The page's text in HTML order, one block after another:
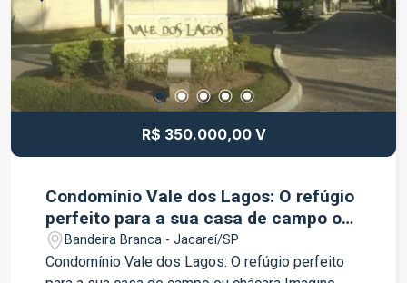
Agende sua visita e venha conhecer este
excelente sobrado!
R$ 350.000,00 V
Condomínio Vale dos Lagos: O refúgio
perfeito para a sua casa de campo ou
chácara
Bandeira Branca - Jacareí/SP
Condomínio Vale dos Lagos: O refúgio perfeito